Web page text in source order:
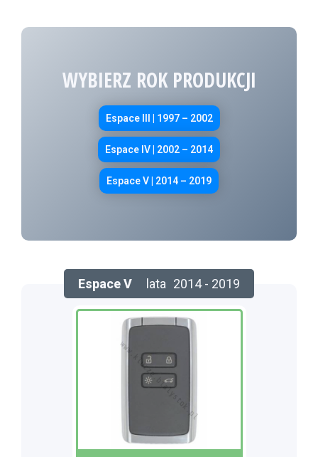
WYBIERZ ROK PRODUKCJI
Espace III | 1997 – 2002
Espace IV | 2002 – 2014
Espace V | 2014 – 2019
Espace V lata 2014 - 2019